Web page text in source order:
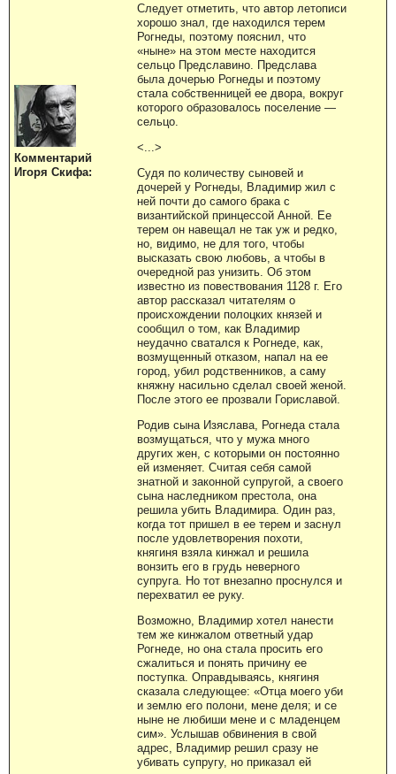
Комментарий
Игоря Скифа:
Следует отметить, что автор летописи
хорошо знал, где находился терем
Рогнеды, поэтому пояснил, что
«ныне» на этом месте находится
сельцо Предславино. Предслава
была дочерью Рогнеды и поэтому
стала собственницей ее двора, вокруг
которого образовалось поселение —
сельцо.
<...>
Судя по количеству сыновей и
дочерей у Рогнеды, Владимир жил с
ней почти до самого брака с
византийской принцессой Анной. Ее
терем он навещал не так уж и редко,
но, видимо, не для того, чтобы
высказать свою любовь, а чтобы в
очередной раз унизить. Об этом
известно из повествования 1128 г. Его
автор рассказал читателям о
происхождении полоцких князей и
сообщил о том, как Владимир
неудачно сватался к Рогнеде, как,
возмущенный отказом, напал на ее
город, убил родственников, а саму
княжну насильно сделал своей женой.
После этого ее прозвали Гориславой.
Родив сына Изяслава, Рогнеда стала
возмущаться, что у мужа много
других жен, с которыми он постоянно
ей изменяет. Считая себя самой
знатной и законной супругой, а своего
сына наследником престола, она
решила убить Владимира. Один раз,
когда тот пришел в ее терем и заснул
после удовлетворения похоти,
княгиня взяла кинжал и решила
вонзить его в грудь неверного
супруга. Но тот внезапно проснулся и
перехватил ее руку.
Возможно, Владимир хотел нанести
тем же кинжалом ответный удар
Рогнеде, но она стала просить его
сжалиться и понять причину ее
поступка. Оправдываясь, княгиня
сказала следующее: «Отца моего уби
и землю его полони, мене деля; и се
ныне не любиши мене и с младенцем
сим». Услышав обвинения в свой
адрес, Владимир решил сразу не
убивать супругу, но приказал ей